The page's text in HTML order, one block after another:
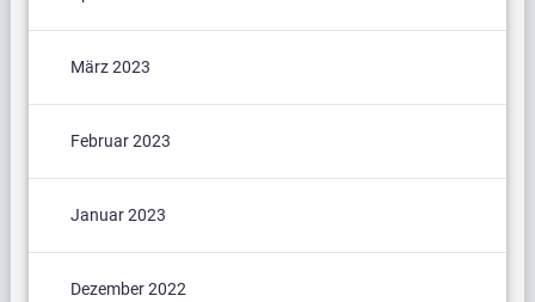
März 2023
Februar 2023
Januar 2023
Dezember 2022